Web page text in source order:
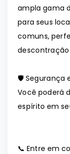
ampla gama
para seus
comuns,
descontração
🛡️ Segurança
Você poderá
espírito em
📞 Entre em